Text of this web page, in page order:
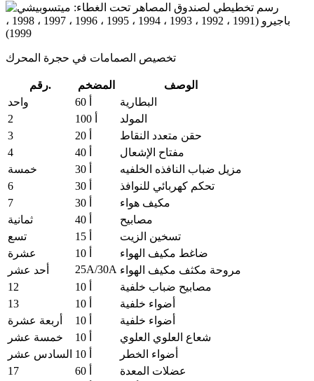
تخصيص الصمامات في حجرة المحرك
رقم. المضخم
الوصف
واحد
البطارية
2
المولد
3
حقن متعدد النقاط
4
مفتاح الإشعال
خمسة
مزيل ضباب النافذه الخلفيه
6
تحكم كهربائي للنوافذ
7
مكيف هواء
ثمانية
مصابيح
تسع
تسخين الزيت
عشرة
ضاغط مكيف الهواء
أحد عشر
25A/30A مروحة مكثف مكيف الهواء
12
مصابيح ضباب خلفية
13
أضواء خلفية
أربعة عشرة
أضواء خلفية
خمسة عشر
شعاع العلوي العلوي
السادس عشر
أضواء الخطر
17
عضلات المعدة